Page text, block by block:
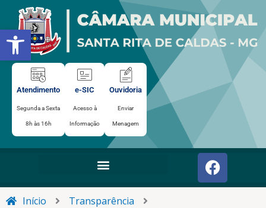
Abrir a barra de ferramentas
para
conteúdo
Atendimento
Segunda a Sexta
8h às 16h
e-SIC
Acesso à
Informação
Ouvidoria
Enviar
Menagem
F
a
c
Início
Transparência